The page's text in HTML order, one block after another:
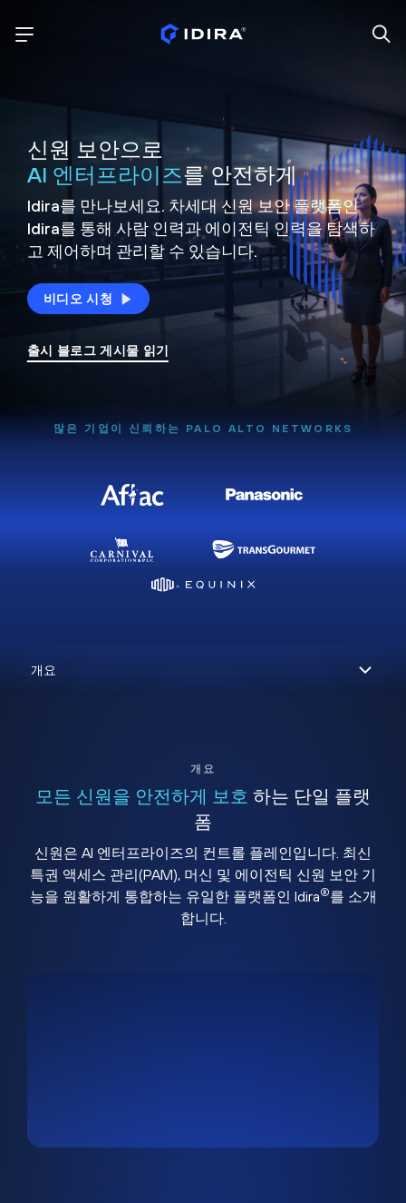
신원 보안으로
AI 엔터프라이즈를 안전하게
Idira를 만나보세요. 차세대 신원보안 플랫폼인
Idira를 통해 사람 인력과 에이전틱 인력을탐색하
고 제어하며 관리할 수 있습니다.
비디오 시청
출시 블로그 게시물 읽기
많은 기업이 신뢰하는 PALO ALTO NETWORKS
개요
모든 신원을 안전하게 보호 하는 단일 플랫
폼
신원은 AI 엔터프라이즈의 컨트롤 플레인입니다. 최신
특권 액세스 관리(PAM), 머신 및 에이전틱 신원 보안 기
능을 원활하게 통합하는 유일한 플랫폼인 Idira®를 소개
합니다.